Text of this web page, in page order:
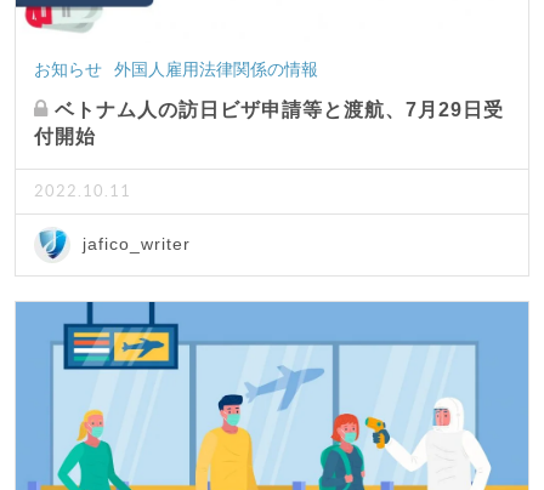
お知らせ 外国人雇用法律関係の情報
ベトナム人の訪日ビザ申請等と渡航、7月29日受
付開始
2022.10.11
jafico_writer